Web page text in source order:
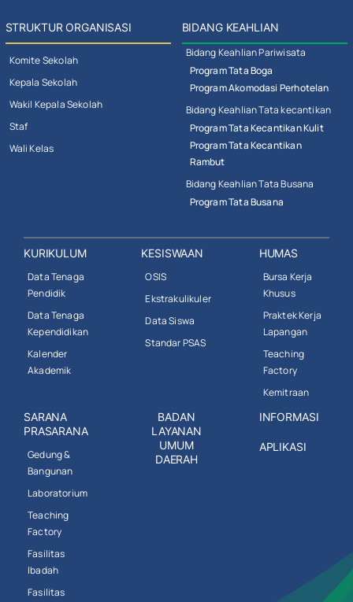
STRUKTUR ORGANISASI
Komite Sekolah
Kepala Sekolah
Wakil Kepala Sekolah
Staf
Wali Kelas
BIDANG KEAHLIAN
Bidang Keahlian Pariwisata
Program Tata Boga
Program Akomodasi Perhotelan
Bidang Keahlian Tata kecantikan
Program Tata Kecantikan Kulit
Program Tata Kecantikan
Rambut
Bidang Keahlian Tata Busana
Program Tata Busana
KURIKULUM
Data Tenaga
Pendidik
Data Tenaga
Kependidikan
Kalender
Akademik
KESISWAAN
OSIS
Ekstrakulikuler
Data Siswa
Standar PSAS
HUMAS
Bursa Kerja
Khusus
Praktek Kerja
Lapangan
Teaching
Factory
Kemitraan
SARANA
PRASARANA
Gedung &
Bangunan
Laboratorium
Teaching
Factory
Fasilitas
Ibadah
Fasilitas
BADAN
LAYANAN
UMUM
DAERAH
INFORMASI
APLIKASI